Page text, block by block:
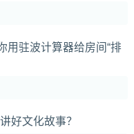
用驻波计算器给房间“排
好文化故事？